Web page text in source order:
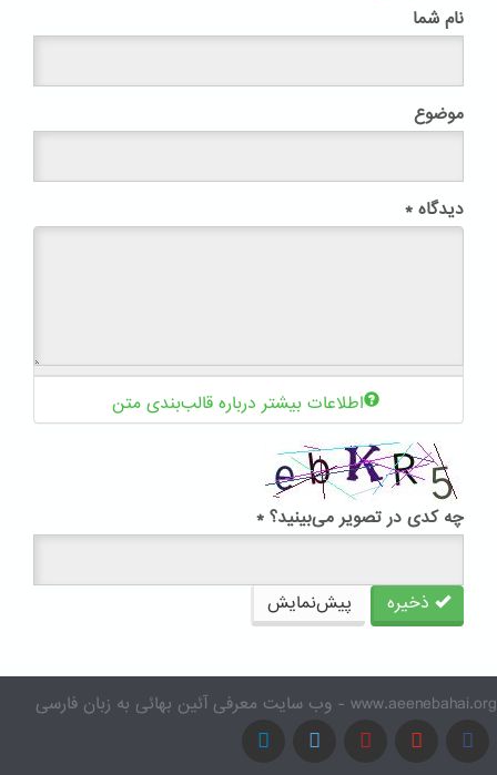
نام شما
موضوع
دیدگاه *
اطلاعات بیشتر درباره قالب‌بندی متن
چه کدی در تصویر می‌بینید؟ *
ذخیره پیش‌نمایش
www.aeenebahai.org - وب سایت معرفی آئین بهائی به زبان فارسی